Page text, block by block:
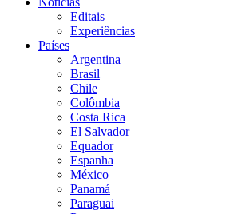
Editais
Experiências
Países
Argentina
Brasil
Chile
Colômbia
Costa Rica
El Salvador
Equador
Espanha
México
Panamá
Paraguai